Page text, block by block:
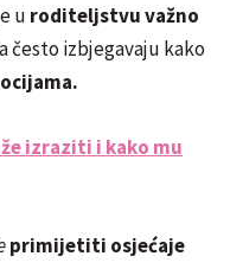
u roditeljstvu važno
često izbjegavaju kako
izraziti i kako mu
primijetiti osjećaje